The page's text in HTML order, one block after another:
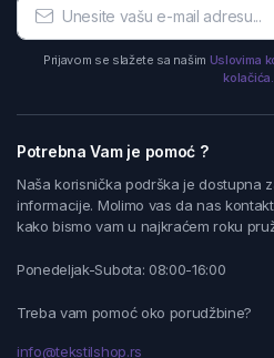
Prijavom se slažete sa našim Uslovima
kolačića.
Potrebna Vam je pomoć ?
Naša korisnička podrška je dostupna
informacije. Molimo vas da nas
kako bismo vam u najkraćem roku
Ponedeljak-Subota: 08:00-16:00
Treba vam pomoć oko porudžbine?
info@tekstilshop.rs